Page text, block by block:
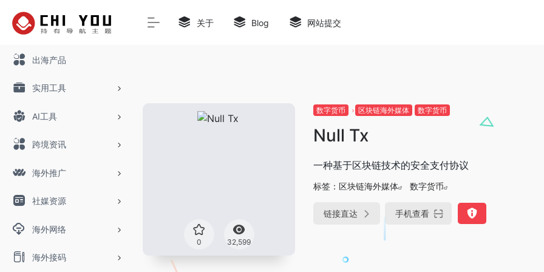
出海产品
实用工具
AI工具
跨境资讯
海外推广
社媒资源
海外网络
海外接码
关于 Blog 网站提交
0 32,599
数字货币 区块链海外媒体 数字货币
Null Tx
一种基于区块链技术的安全支付协议
标签： 区块链海外媒体 数字货币
链接直达 手机查看